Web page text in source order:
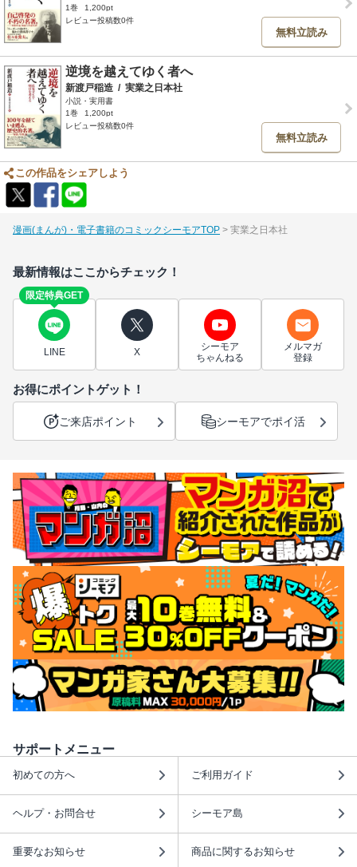
1巻
1,200pt
レビュー投稿数0件
無料立読み
逆境を越えてゆく者へ
新渡戸稲造 / 実業之日本社
小説・実用書
1巻
1,200pt
レビュー投稿数0件
無料立読み
この作品をシェアしよう
漫画(まんが)・電子書籍のコミックシーモアTOP 実業之日本社
最新情報はここからチェック！
限定特典GET
LINE X
シーモア
ちゃんねる
メルマガ
登録
お得にポイントゲット！
ご来店ポイント シーモアでポイ活
サポートメニュー
初めての方へ ご利用ガイド
ヘルプ・お問合せ シーモア島
重要なお知らせ 商品に関するお知らせ